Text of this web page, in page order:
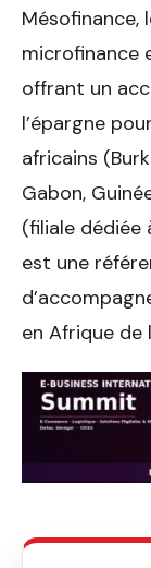
Mésofinance,
microfinance
offrant un
l’épargne
africains
Gabon,
(filiale dédiée
est une
en Afrique de